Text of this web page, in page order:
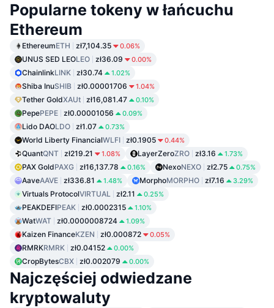
Popularne tokeny w łańcuchu
Ethereum
EthereumETH zł7,104.35 0.06%
UNUS SED LEOLEO zł36.09 0.00%
ChainlinkLINK zł30.74 1.02%
Shiba InuSHIB zł0.00001706 1.04%
Tether GoldXAUt zł16,081.47 0.10%
PepePEPE zł0.00001056 0.09%
Lido DAOLDO zł1.07 0.73%
World Liberty FinancialWLFI zł0.1905 0.44%
QuantQNT zł219.21 1.08% LayerZeroZRO zł3.16 1.73%
PAX GoldPAXG zł16,137.78 0.16% NexoNEXO zł2.75 0.75%
AaveAAVE zł336.81 1.48% MorphoMORPHO zł7.16 3.29%
Virtuals ProtocolVIRTUAL zł2.11 0.25%
PEAKDEFIPEAK zł0.0002315 1.10%
WatWAT zł0.0000008724 1.09%
Kaizen FinanceKZEN zł0.000872 0.05%
RMRKRMRK zł0.04152 0.00%
CropBytesCBX zł0.002079 0.00%
Najczęściej odwiedzane
kryptowaluty